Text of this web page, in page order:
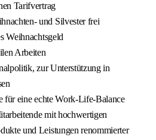
Tarifvertrag
und Silvester frei
Weihnachtsgeld
Arbeiten
zur Unterstützung in
für eine echte Work-Life-Balance
mit hochwertigen
und Leistungen renommierter